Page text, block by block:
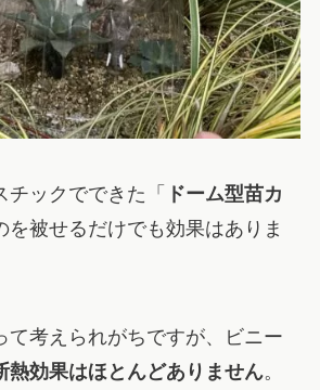
チックでできた「
ドーム型苗カ
を被せるだけでも効果はありま
て考えられがちですが、ビニー
熱効果はほとんどありません。